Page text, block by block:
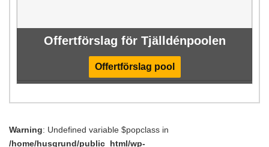
Offertförslag för Tjälldénpoolen
Offertförslag pool
Warning: Undefined variable $popclass in
/home/husgrund/public_html/wp-